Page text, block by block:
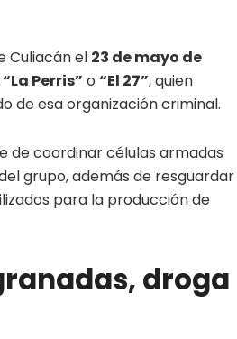
Culiacán el 23 de mayo de
“La Perris” o “El 27”, quien
de esa organización criminal.
de coordinar células armadas
grupo, además de resguardar
para la producción de
droga